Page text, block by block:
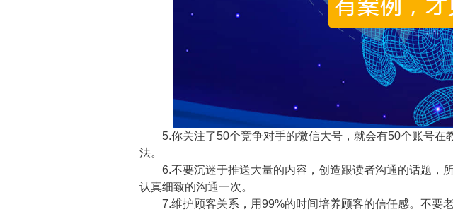
5.你关注了50个竞争对手的微信大号，就会有50个账号在
法。
6.不要沉迷于推送大量的内容，创造跟读者沟通的话题，
认真细致的沟通一次。
7.维护顾客关系，用99%的时间培养顾客的信任感。不要